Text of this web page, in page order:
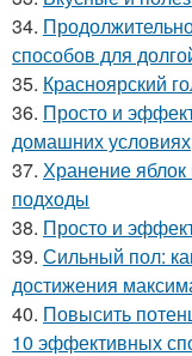
34.
способов для
35. Красноярский
36. Просто и
домашних условиях
37. Хранение
подходы
38. Просто и
39. Сильный пол:
достижения
40. Повысить
10 эффективных